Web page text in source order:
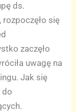
ds.
rozpoczęło się
zaczęło
uwagę na
Jak się
do